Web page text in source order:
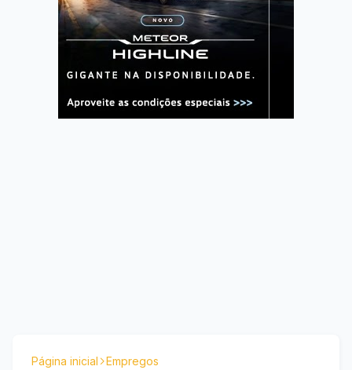
Página inicial Empregos